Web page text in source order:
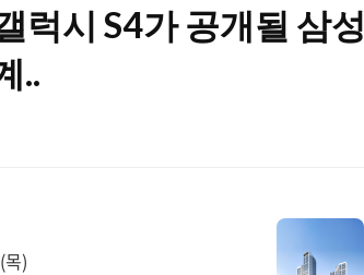
럭시 S4가 공개될 삼성
..
)